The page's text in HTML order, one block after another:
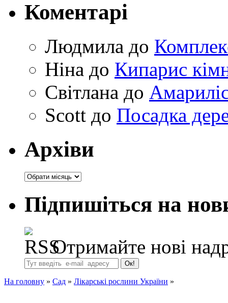
Коментарі
Людмила до
Ніна до Кипарис
Світлана до
Scott до Посадка
Архіви
Архіви
Підпишіться на
Отримайте нові
На головну » Сад » Лікарські рослини України »